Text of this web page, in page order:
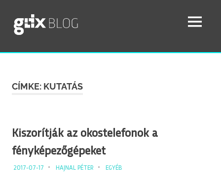
tartalomhoz
GLIX Blog
fotós
stock
világa
MENU
CÍMKE: KUTATÁS
Kiszorítják az okostelefonok a
fényképezőgépeket
2017-07-17 HAJNAL PÉTER EGYÉB